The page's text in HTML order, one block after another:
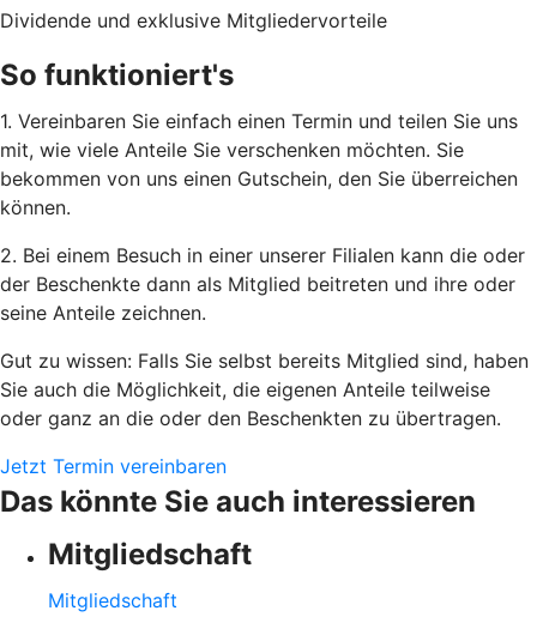
Dividende und exklusive Mitgliedervorteile
So funktioniert's
1. Vereinbaren Sie einfach einen Termin und teilen Sie uns
mit, wie viele Anteile Sie verschenken möchten. Sie
bekommen von uns einen Gutschein, den Sie überreichen
können.
2. Bei einem Besuch in einer unserer Filialen kann die oder
der Beschenkte dann als Mitglied beitreten und ihre oder
seine Anteile zeichnen.
Gut zu wissen: Falls Sie selbst bereits Mitglied sind, haben
Sie auch die Möglichkeit, die eigenen Anteile teilweise
oder ganz an die oder den Beschenkten zu übertragen.
Jetzt Termin vereinbaren
Das könnte Sie auch interessieren
Mitgliedschaft
Mitgliedschaft